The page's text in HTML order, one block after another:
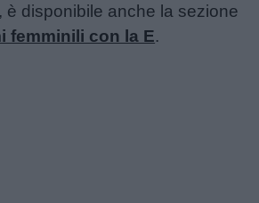
è disponibile anche la sezione
femminili con la E.